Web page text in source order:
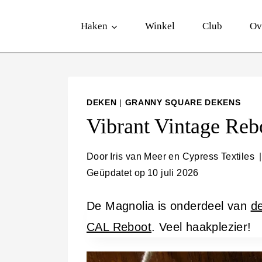
o
Haken Winkel Club
DEKEN | GRANNY SQUARE DEKENS
Vibrant Vintage
Door Iris van Meer en Cypress Textiles
Geüpdatet op 10 juli 2026
De Magnolia is onderdeel van
CAL Reboot. Veel haakplezier!